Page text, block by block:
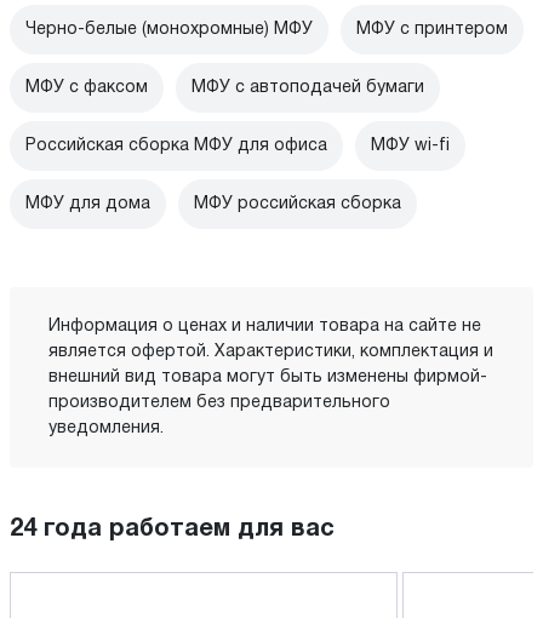
Черно-белые (монохромные) МФУ МФУ с принтером
МФУ с факсом МФУ с автоподачей бумаги
Российская сборка МФУ для офиса МФУ wi-fi
МФУ для дома МФУ российская сборка
Информация о ценах и наличии товара на сайте не
является офертой. Характеристики, комплектация и
внешний вид товара могут быть изменены фирмой-
производителем без предварительного
уведомления.
24 года работаем для вас